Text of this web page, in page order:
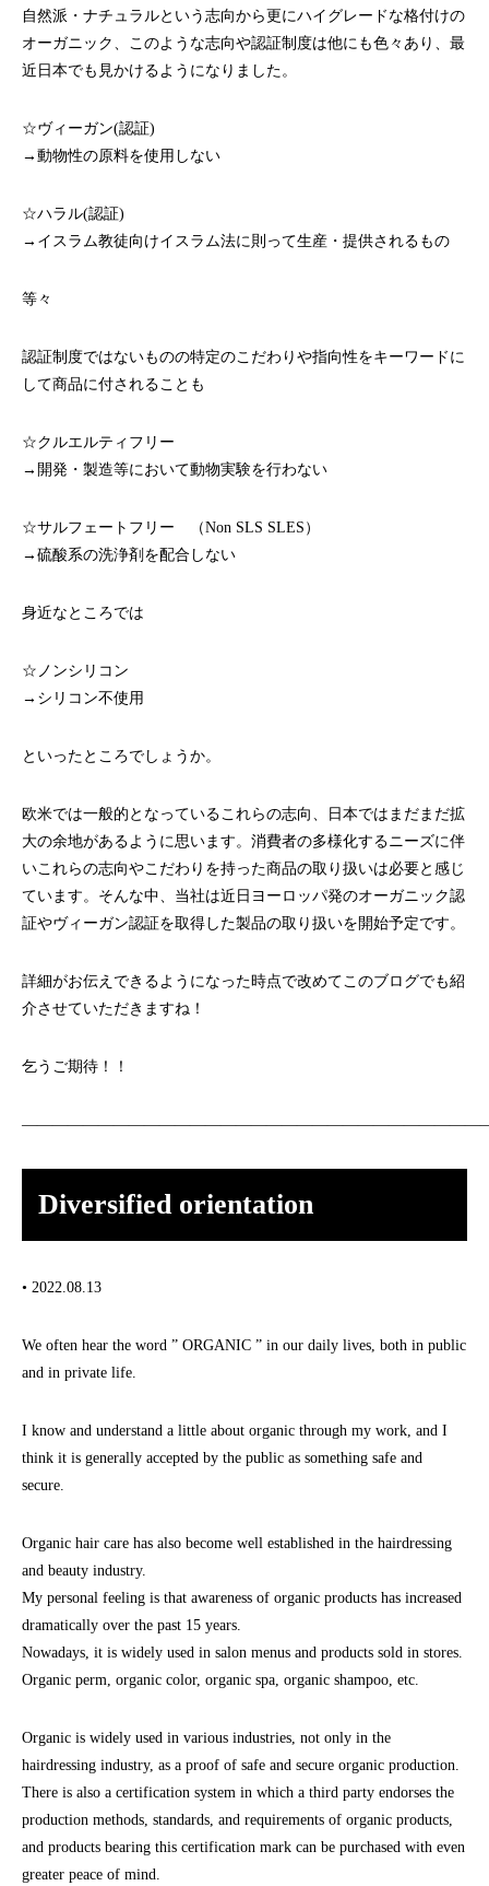
自然派・ナチュラルという志向から更にハイグレードな格付けの
オーガニック、このような志向や認証制度は他にも色々あり、最
近日本でも見かけるようになりました。
☆ヴィーガン(認証)
→動物性の原料を使用しない
☆ハラル(認証)
→イスラム教徒向けイスラム法に則って生産・提供されるもの
等々
認証制度ではないものの特定のこだわりや指向性をキーワードに
して商品に付されることも
☆クルエルティフリー
→開発・製造等において動物実験を行わない
☆サルフェートフリー （Non SLS SLES）
→硫酸系の洗浄剤を配合しない
身近なところでは
☆ノンシリコン
→シリコン不使用
といったところでしょうか。
欧米では一般的となっているこれらの志向、日本ではまだまだ拡
大の余地があるように思います。消費者の多様化するニーズに伴
いこれらの志向やこだわりを持った商品の取り扱いは必要と感じ
ています。そんな中、当社は近日ヨーロッパ発のオーガニック認
証やヴィーガン認証を取得した製品の取り扱いを開始予定です。
詳細がお伝えできるようになった時点で改めてこのブログでも紹
介させていただきますね！
乞うご期待！！
Diversified orientation
• 2022.08.13
We often hear the word ” ORGANIC ” in our daily lives, both in public
and in private life.
I know and understand a little about organic through my work, and I
think it is generally accepted by the public as something safe and
secure.
Organic hair care has also become well established in the hairdressing
and beauty industry.
My personal feeling is that awareness of organic products has increased
dramatically over the past 15 years.
Nowadays, it is widely used in salon menus and products sold in stores.
Organic perm, organic color, organic spa, organic shampoo, etc.
Organic is widely used in various industries, not only in the
hairdressing industry, as a proof of safe and secure organic production.
There is also a certification system in which a third party endorses the
production methods, standards, and requirements of organic products,
and products bearing this certification mark can be purchased with even
greater peace of mind.